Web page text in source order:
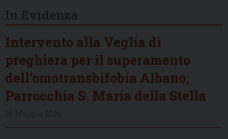
Intervento alla Veglia di
preghiera per il superamento
dell’omotransbifobia Albano,
Parrocchia S. Maria della Stella